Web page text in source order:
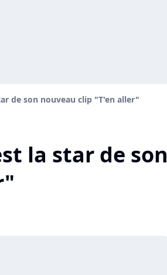
de son nouveau clip "T'en aller"
la star de son